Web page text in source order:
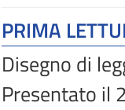
PRIMA
Disegno di
Presentato il